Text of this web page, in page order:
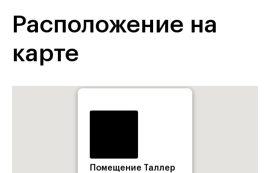
Расположение на
карте
Помещение Таллер